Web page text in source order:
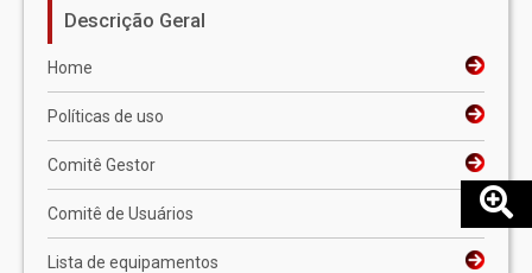
Descrição Geral
Home
Políticas de uso
Comitê Gestor
Comitê de Usuários
Lista de equipamentos